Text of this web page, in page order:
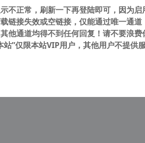
明： 转载自 cnorg.12hp.de 注意： 由于网站
访问高...
不正常，刷新一下再登陆即可，因为启
链接失效或空链接，仅能通过唯一通道
他通道均得不到任何回复！请不要浪
站”仅限本站VIP用户，其他用户不提供